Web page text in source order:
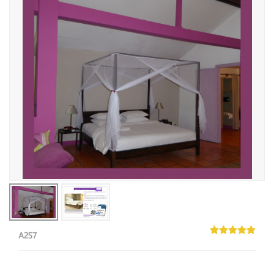
A257